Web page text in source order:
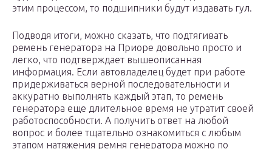
этим процессом, то подшипники будут издавать гул.
Подводя итоги, можно сказать, что подтягивать
ремень генератора на Приоре довольно просто и
легко, что подтверждает вышеописанная
информация. Если автовладелец будет при работе
придерживаться верной последовательности и
аккуратно выполнять каждый этап, то ремень
генератора еще длительное время не утратит своей
работоспособности. А получить ответ на любой
вопрос и более тщательно ознакомиться с любым
этапом натяжения ремня генератора можно по